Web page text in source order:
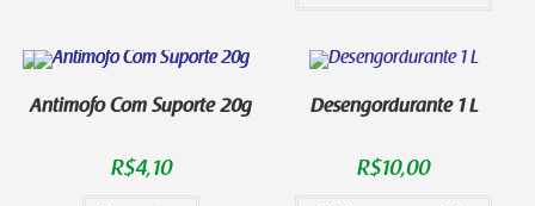
Antimofo Com Suporte 20g
R$4,10
Desengordurante 1 L
R$10,00